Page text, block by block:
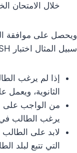
خلال الامتحان
ويحصل على موافقة
سبيل المثال اختبار DSH.
إذا لم يرغب
الثانوية، ويعمل
من الواجب على
يرغب الطالب في
لابد على الطالب
التي تتبع لبلد